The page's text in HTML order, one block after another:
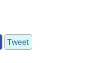
Tweet